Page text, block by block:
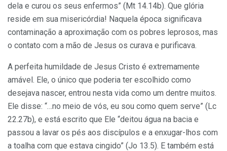
dela e curou os seus enfermos” (Mt 14.14b). Que glória
reside em sua misericórdia! Naquela época significava
contaminação a aproximação com os pobres leprosos, mas
o contato com a mão de Jesus os curava e purificava.
A perfeita humildade de Jesus Cristo é extremamente
amável. Ele, o único que poderia ter escolhido como
desejava nascer, entrou nesta vida como um dentre muitos.
Ele disse: “…no meio de vós, eu sou como quem serve” (Lc
22.27b), e está escrito que Ele “deitou água na bacia e
passou a lavar os pés aos discípulos e a enxugar-lhos com
a toalha com que estava cingido” (Jo 13.5). E também está